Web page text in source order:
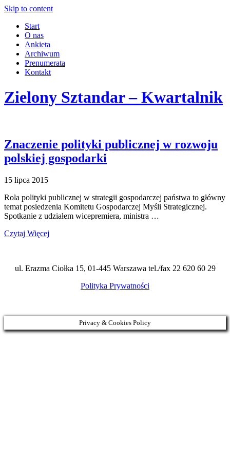
Skip to content
Start
O nas
Ankieta
Archiwum
Prenumerata
Kontakt
Zielony Sztandar – Kwartalnik
Znaczenie polityki publicznej w rozwoju
polskiej gospodarki
15 lipca 2015
Rola polityki publicznej w strategii gospodarczej państwa to główny
temat posiedzenia Komitetu Gospodarczej Myśli Strategicznej.
Spotkanie z udziałem wicepremiera, ministra …
Czytaj Więcej
ul. Erazma Ciołka 15, 01-445 Warszawa tel./fax 22 620 60 29
Polityka Prywatności
Privacy & Cookies Policy